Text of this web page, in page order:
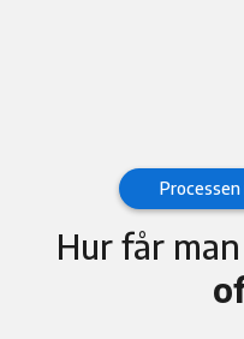
Hur får